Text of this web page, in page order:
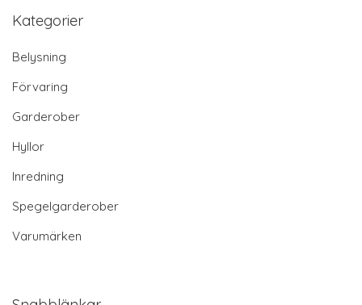
Kategorier
Belysning
Förvaring
Garderober
Hyllor
Inredning
Spegelgarderober
Varumärken